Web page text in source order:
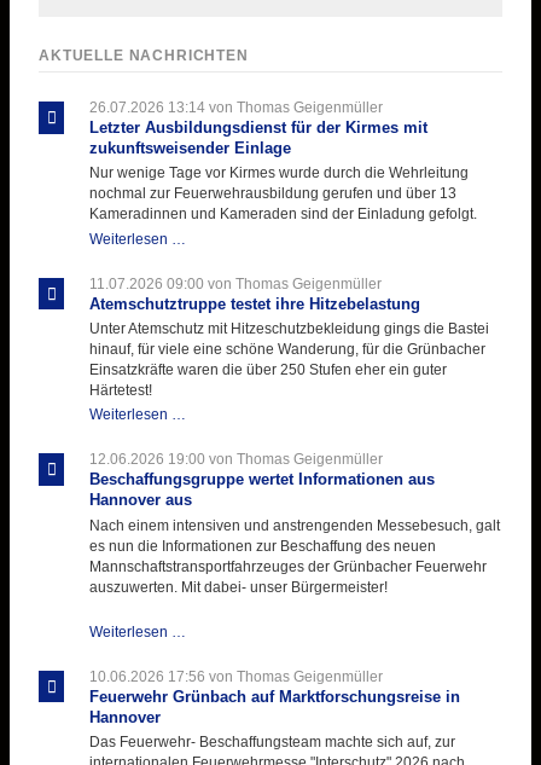
AKTUELLE NACHRICHTEN
26.07.2026 13:14von Thomas Geigenmüller
Letzter Ausbildungsdienst für der Kirmes mit
zukunftsweisender Einlage
Nur wenige Tage vor Kirmes wurde durch die Wehrleitung
nochmal zur Feuerwehrausbildung gerufen und über 13
Kameradinnen und Kameraden sind der Einladung gefolgt.
Weiterlesen …
für
der
Kirmes
mit
zukunftsweisender
11.07.2026 09:00 von Thomas Geigenmüller
Atemschutztruppe testet ihre Hitzebelastung
Unter Atemschutz mit Hitzeschutzbekleidung gings die Bastei
hinauf, für viele eine schöne Wanderung, für die Grünbacher
Einsatzkräfte waren die über 250 Stufen eher ein guter
Härtetest!
Weiterlesen …
ihre
Hitzebelastung
12.06.2026 19:00 von Thomas Geigenmüller
Beschaffungsgruppe wertet Informationen aus
Hannover aus
Nach einem intensiven und anstrengenden Messebesuch, galt
es nun die Informationen zur Beschaffung des neuen
Mannschaftstransportfahrzeuges der Grünbacher Feuerwehr
auszuwerten. Mit dabei- unser Bürgermeister!
Weiterlesen …
Informationen
aus
aus
10.06.2026 17:56 von Thomas Geigenmüller
Feuerwehr Grünbach auf Marktforschungsreise in
Hannover
Das Feuerwehr- Beschaffungsteam machte sich auf, zur